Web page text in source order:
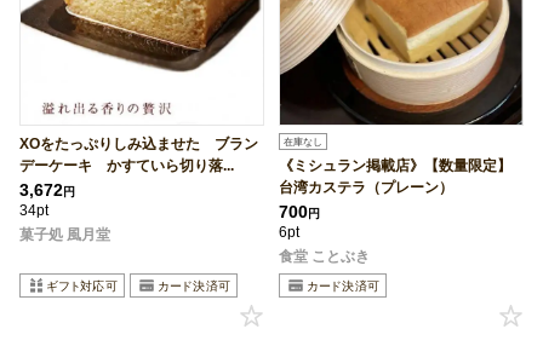
XOをたっぷりしみ込ませた ブラン
デーケーキ かすていら切り落...
3,672円
34pt
菓子処 風月堂
在庫なし
《ミシュラン掲載店》【数量限定】
台湾カステラ（プレーン）
700円
6pt
食堂 ことぶき